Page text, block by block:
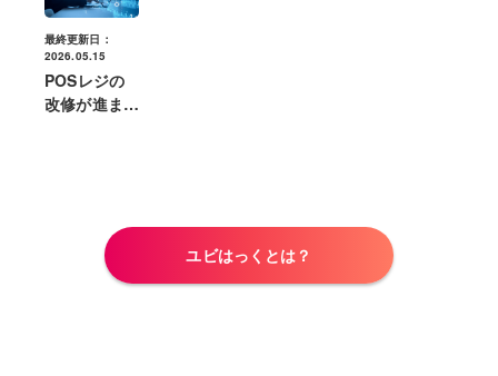
最終更新日：
2026.05.15
POSレジの
改修が進まな
ユビはっくとは？